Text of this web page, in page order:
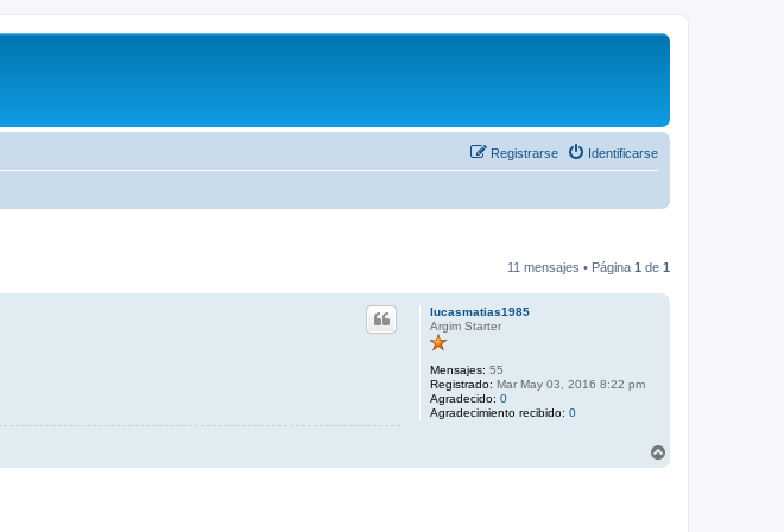
Identificarse
Registrarse
11 mensajes • Página 1 de 1
lucasmatias1985
Argim Starter
Mensajes: 55
Registrado: Mar May 03, 2016 8:22 pm
Agradecido: 0
Agradecimiento recibido: 0